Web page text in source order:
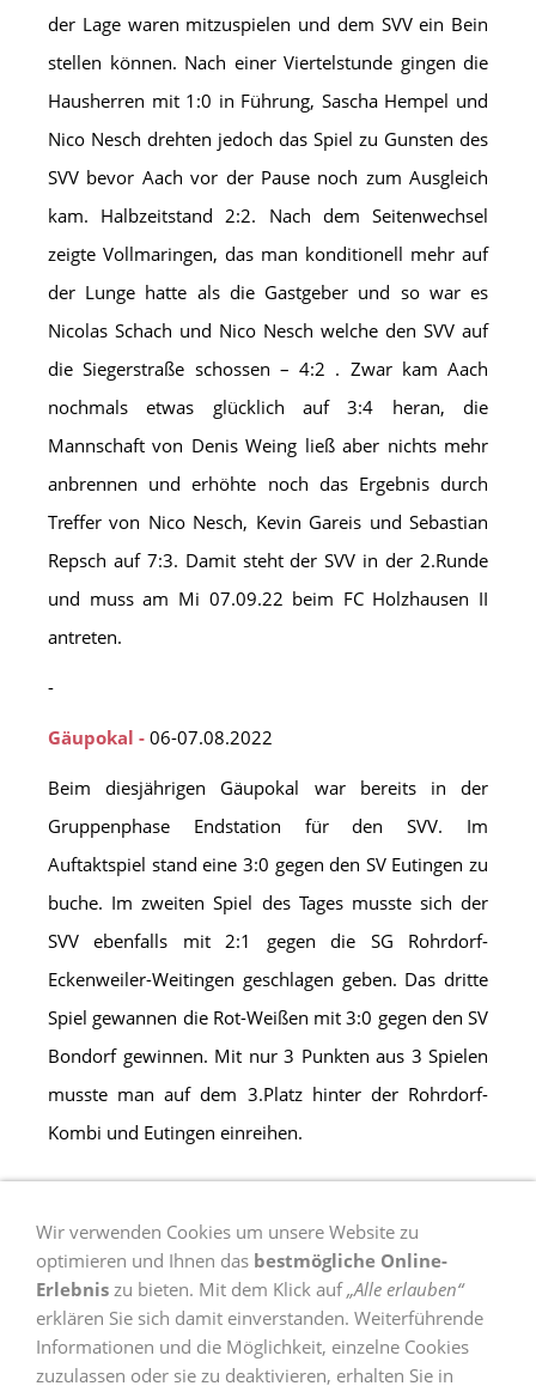
der Lage waren mitzuspielen und dem SVV ein Bein
stellen können. Nach einer Viertelstunde gingen die
Hausherren mit 1:0 in Führung, Sascha Hempel und
Nico Nesch drehten jedoch das Spiel zu Gunsten des
SVV bevor Aach vor der Pause noch zum Ausgleich
kam. Halbzeitstand 2:2. Nach dem Seitenwechsel
zeigte Vollmaringen, das man konditionell mehr auf
der Lunge hatte als die Gastgeber und so war es
Nicolas Schach und Nico Nesch welche den SVV auf
die Siegerstraße schossen – 4:2 . Zwar kam Aach
nochmals etwas glücklich auf 3:4 heran, die
Mannschaft von Denis Weing ließ aber nichts mehr
anbrennen und erhöhte noch das Ergebnis durch
Treffer von Nico Nesch, Kevin Gareis und Sebastian
Repsch auf 7:3. Damit steht der SVV in der 2.Runde
und muss am Mi 07.09.22 beim FC Holzhausen II
antreten.
-
Gäupokal - 06-07.08.2022
Beim diesjährigen Gäupokal war bereits in der
Gruppenphase Endstation für den SVV. Im
Auftaktspiel stand eine 3:0 gegen den SV Eutingen zu
buche. Im zweiten Spiel des Tages musste sich der
SVV ebenfalls mit 2:1 gegen die SG Rohrdorf-
Eckenweiler-Weitingen geschlagen geben. Das dritte
Spiel gewannen die Rot-Weißen mit 3:0 gegen den SV
Bondorf gewinnen. Mit nur 3 Punkten aus 3 Spielen
musste man auf dem 3.Platz hinter der Rohrdorf-
Kombi und Eutingen einreihen.
Datenschutz
Impressum
Wir verwenden Cookies um unsere Website zu
optimieren und Ihnen das bestmögliche Online-
Erlebnis zu bieten. Mit dem Klick auf„Alle erlauben“
erklären Sie sich damit einverstanden. Weiterführende
Informationen und die Möglichkeit, einzelne Cookies
zuzulassen oder sie zu deaktivieren, erhalten Sie in